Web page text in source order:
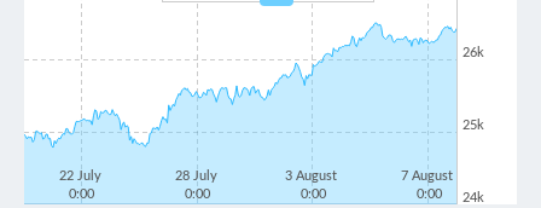
22 July
0:00
28 July
0:00
3 August
0:00
7 August
0:00
24k
25k
26k